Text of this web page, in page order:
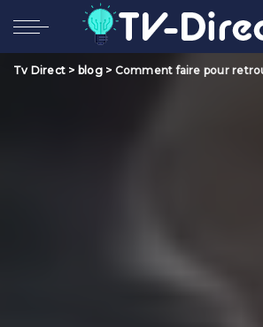
Tv Direct > blog> Comment faire pour